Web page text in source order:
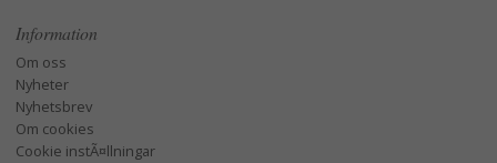
Information
Om oss
Nyheter
Nyhetsbrev
Om cookies
Cookie instÃ¤llningar